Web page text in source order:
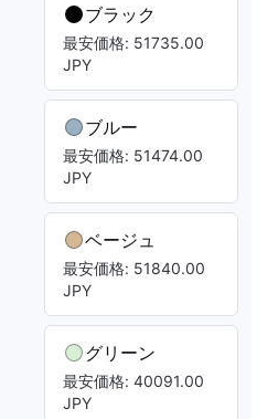
ブラック
最安価格: 51735.00
JPY
ブルー
最安価格: 51474.00
JPY
ベージュ
最安価格: 51840.00
JPY
グリーン
最安価格: 40091.00
JPY